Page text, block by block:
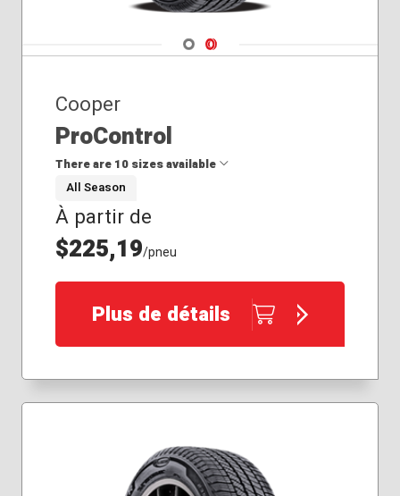
Navigate 1
Navigate 2
Cooper
ProControl
There are 10 sizes available
225/40R18
235/45R19
235/55R17
235/55R18
245/40R19
255/45R19
255/45R20
All Season
À partir de
$225,19/pneu
Plus de détails